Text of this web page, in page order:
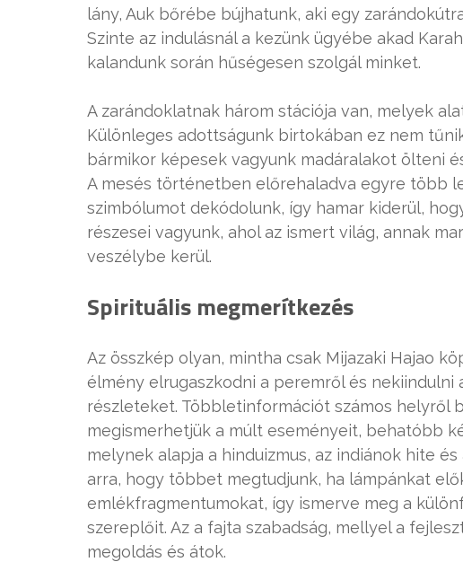
lány, Auk bőrébe bújhatunk, aki egy
Szinte az indulásnál a kezünk ügyébe akad
kalandunk során hűségesen szolgál minket.
A zarándoklatnak három stációja van, melyek
Különleges adottságunk birtokában ez nem
bármikor képesek vagyunk madáralakot ölteni
A mesés történetben előrehaladva egyre több
szimbólumot dekódolunk, így hamar kiderül,
részesei vagyunk, ahol az ismert világ, annak
veszélybe kerül.
Spirituális megmerítkezés
Az összkép olyan, mintha csak Mijazaki Hajao
élmény elrugaszkodni a peremről és
részleteket. Többletinformációt számos helyről
megismerhetjük a múlt eseményeit, behatóbb
melynek alapja a hinduizmus, az indiánok hite
arra, hogy többet megtudjunk, ha lámpánkat
emlékfragmentumokat, így ismerve meg a
szereplőit. Az a fajta szabadság, mellyel a
megoldás és átok.